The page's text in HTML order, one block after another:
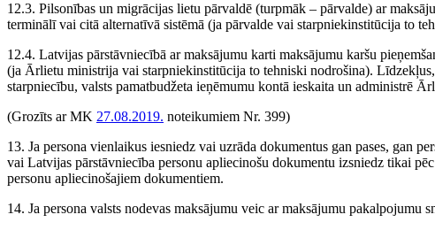
12.3. Pilsonības un migrācijas lietu pārvaldē (turpmāk – pārvalde) ar
terminālī vai citā alternatīvā sistēmā (ja pārvalde vai starpniekinstitūcija to
12.4. Latvijas pārstāvniecībā ar maksājumu karti maksājumu karšu
(ja Ārlietu ministrija vai starpniekinstitūcija to tehniski nodrošina).
starpniecību, valsts pamatbudžeta ieņēmumu kontā ieskaita un administrē
(Grozīts ar MK 27.08.2019. noteikumiem Nr. 399)
13. Ja persona vienlaikus iesniedz vai uzrāda dokumentus gan pases, gan
vai Latvijas pārstāvniecība personu apliecinošu dokumentu izsniedz tikai
personu apliecinošajiem dokumentiem.
14. Ja persona valsts nodevas maksājumu veic ar maksājumu pakalpojumu